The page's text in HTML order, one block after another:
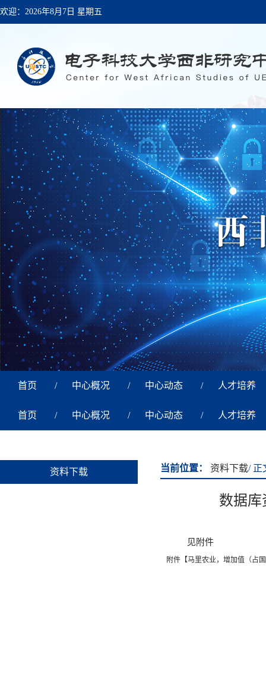
欢迎： 2026年8月7日 星期五
首页 / 中心概况 / 中心动态 / 人才培养
首页 / 中心概况 / 中心动态 / 人才培养
资料下载 当前位置： 资料下载/ 正
数据库
见附件
附件【马里农业，增加值（占